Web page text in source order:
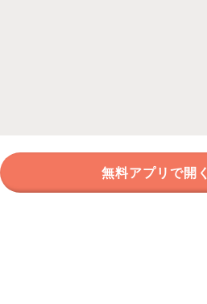
無料アプリで開く